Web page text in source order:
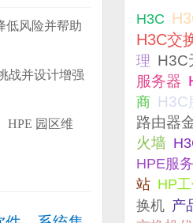
低风险并帮助
战并设计增强
HPE 园区维
H3C
H3C交
理 H3C
服务器
商 H3C
路由器
火墙
HPE服
站 HP
换机 产